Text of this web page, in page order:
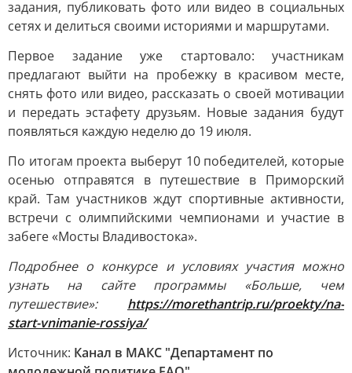
задания, публиковать фото или видео в социальных
сетях и делиться своими историями и маршрутами.
Первое задание уже стартовало: участникам
предлагают выйти на пробежку в красивом месте,
снять фото или видео, рассказать о своей мотивации
и передать эстафету друзьям. Новые задания будут
появляться каждую неделю до 19 июля.
По итогам проекта выберут 10 победителей, которые
осенью отправятся в путешествие в Приморский
край. Там участников ждут спортивные активности,
встречи с олимпийскими чемпионами и участие в
забеге «Мосты Владивостока».
Подробнее о конкурсе и условиях участия можно
узнать на сайте программы «Больше, чем
путешествие»: https://morethantrip.ru/proekty/na-
start-vnimanie-rossiya/
Источник: Канал в МАКС "Департамент по